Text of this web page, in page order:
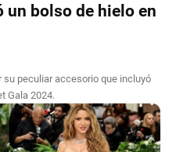
bolso de hielo en
su peculiar accesorio que incluyó
Gala 2024.